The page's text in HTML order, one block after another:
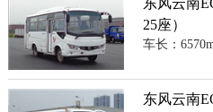
东风云南
25座）
车长：
东风云南